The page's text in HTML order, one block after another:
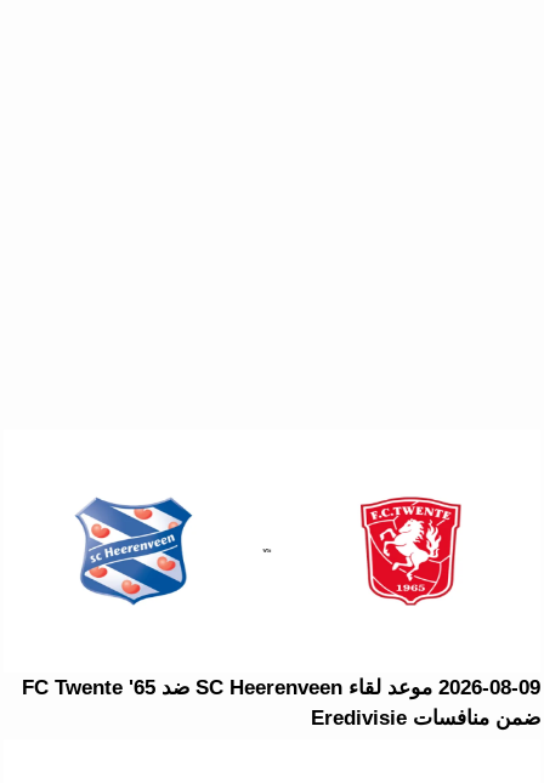
2026-08-09 موعد لقاء SC Heerenveen ضد FC Twente '65
ضمن منافسات Eredivisie